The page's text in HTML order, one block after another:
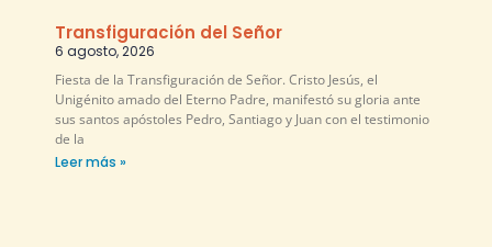
Transfiguración del Señor
6 agosto, 2026
Fiesta de la Transfiguración de Señor. Cristo Jesús, el
Unigénito amado del Eterno Padre, manifestó su gloria ante
sus santos apóstoles Pedro, Santiago y Juan con el testimonio
de la
Leer más »